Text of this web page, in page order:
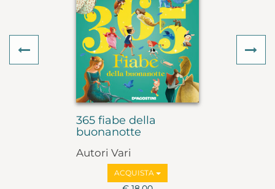
365 fiabe della
buonanotte
Autori Vari
ACQUISTA
Previous